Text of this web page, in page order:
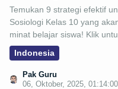
Temukan 9 strategi efektif
Sosiologi Kelas 10 yang
minat belajar siswa! Klik
Indonesia
Pak Guru
06, Oktober, 2025,